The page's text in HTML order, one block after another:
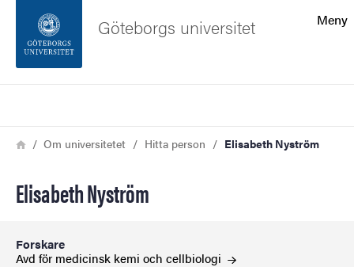
Sidfoten
Meny
Göteborgs universitet
Länkstig
HemOm universitetet Hitta person Elisabeth Nyström
Elisabeth Nyström
Forskare
Avd för medicinsk kemi och cellbiologi